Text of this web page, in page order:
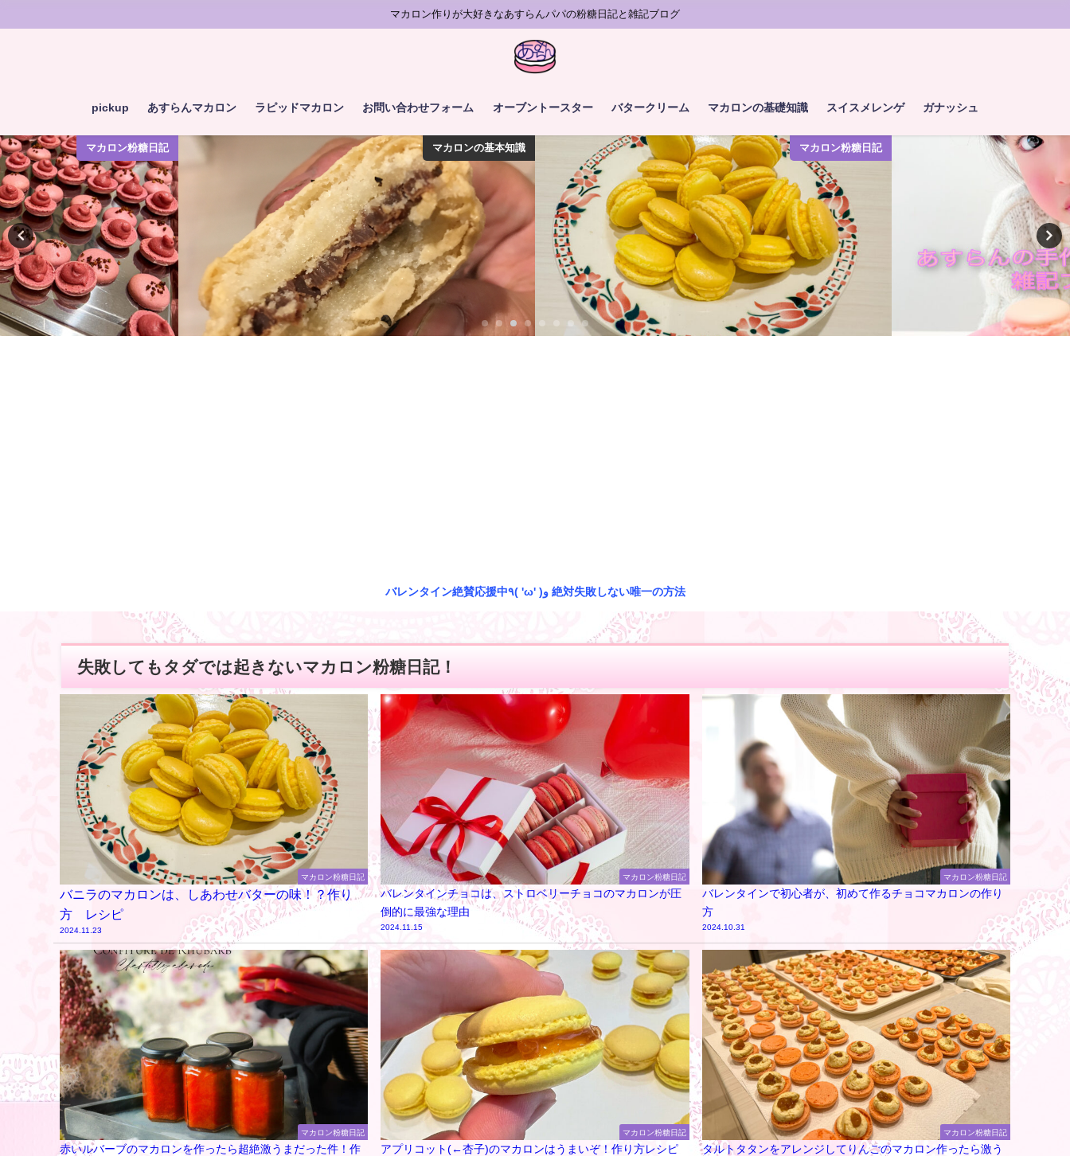
マカロン作りが大好きなあすらんパパの粉糖日記と雑記ブログ
pickup あすらんマカロン ラピッドマカロン お問い合わせフォーム オーブントースター バタークリーム マカロンの基礎知識 スイスメレンゲ ガナッシュ
マカロン粉糖日記 マカロンの基本知識 マカロン粉糖日記
バレンタイン絶賛応援中٩( 'ω' )و 絶対失敗しない唯一の方法
失敗してもタダでは起きないマカロン粉糖日記！
マカロン粉糖日記
バニラのマカロンは、しあわせバターの味！？作り
方 レシピ
2024.11.23
マカロン粉糖日記
バレンタインチョコは、ストロベリーチョコのマカロンが圧
倒的に最強な理由
2024.11.15
マカロン粉糖日記
バレンタインで初心者が、初めて作るチョコマカロンの作り
方
2024.10.31
マカロン粉糖日記
赤いルバーブのマカロンを作ったら超絶激うまだった件！作
マカロン粉糖日記
アプリコット(←杏子)のマカロンはうまいぞ！作り方レシピ
マカロン粉糖日記
タルトタタンをアレンジしてりんごのマカロン作ったら激う